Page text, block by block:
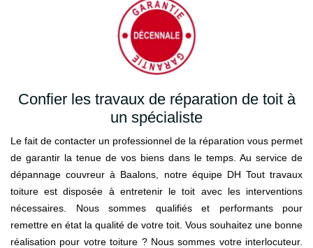
Confier les travaux de réparation de toit à
un spécialiste
Le fait de contacter un professionnel de la réparation vous permet
de garantir la tenue de vos biens dans le temps. Au service de
dépannage couvreur à Baalons, notre équipe DH Tout travaux
toiture est disposée à entretenir le toit avec les interventions
nécessaires. Nous sommes qualifiés et performants pour
remettre en état la qualité de votre toit. Vous souhaitez une bonne
réalisation pour votre toiture ? Nous sommes votre interlocuteur.